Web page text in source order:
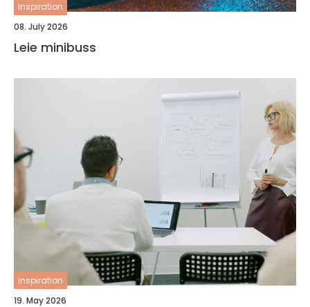
inspiration
08. July 2026
Leie minibuss
inspiration
19. May 2026